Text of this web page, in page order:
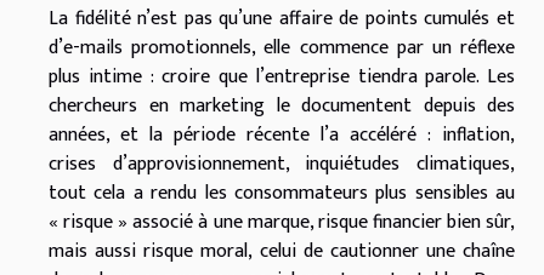
La fidélité n’est pas qu’une affaire de points cumulés et
d’e-mails promotionnels, elle commence par un réflexe
plus intime : croire que l’entreprise tiendra parole. Les
chercheurs en marketing le documentent depuis des
années, et la période récente l’a accéléré : inflation,
crises d’approvisionnement, inquiétudes climatiques,
tout cela a rendu les consommateurs plus sensibles au
« risque » associé à une marque, risque financier bien sûr,
mais aussi risque moral, celui de cautionner une chaîne